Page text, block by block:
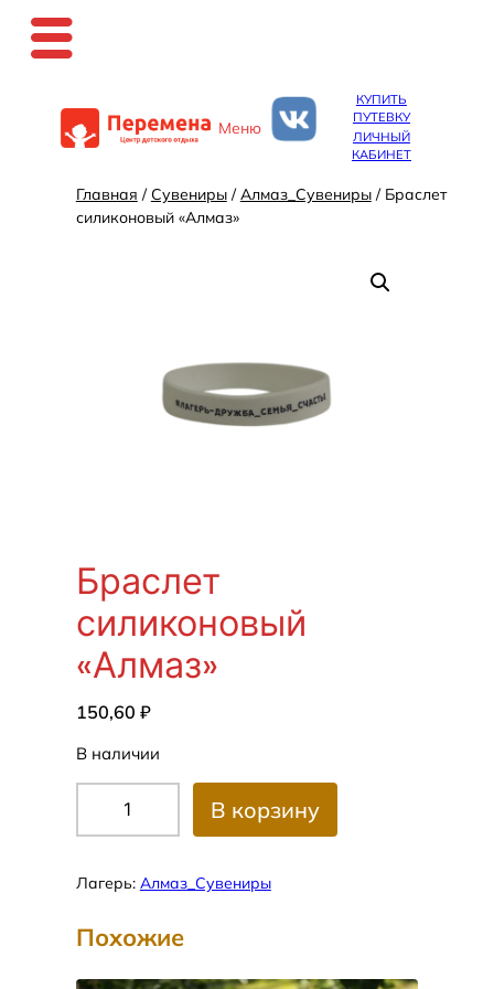
к
содержимому
Меню
КУПИТЬ
ПУТЕВКУ
ЛИЧНЫЙ
КАБИНЕТ
Главная /Сувениры/Алмаз_Сувениры/ Браслет
силиконовый «Алмаз»
Браслет
силиконовый
«Алмаз»
150,60 ₽
В наличии
и
е
с
т
В корзину
Лагерь: Алмаз_Сувениры
Похожие